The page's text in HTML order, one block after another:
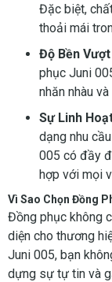
Đặc biệt,
thoải mái
Độ Bền
phục Juni
nhăn nhàu
Sự Linh
dạng nhu
005 có đầy
hợp với mọi
Vì Sao Chọn Đồng
Đồng phục không
diện cho thương
Juni 005, bạn
dựng sự tự tin và